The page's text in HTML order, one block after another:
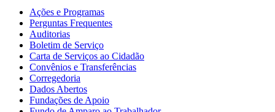
Ações e Programas
Perguntas Frequentes
Auditorias
Boletim de Serviço
Carta de Serviços ao Cidadão
Convênios e Transferências
Corregedoria
Dados Abertos
Fundações de Apoio